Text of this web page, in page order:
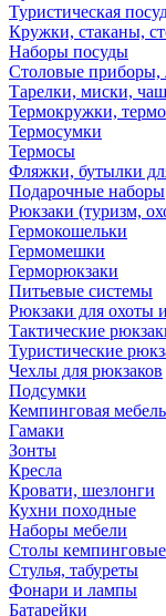
Туристическая
Кружки, стаканы,
Наборы посуды
Столовые приборы,
Тарелки, миски,
Термокружки,
Термосумки
Термосы
Фляжки, бутылки
Подарочные наборы
Рюкзаки (туризм,
Гермокошельки
Гермомешки
Герморюкзаки
Питьевые системы
Рюкзаки для охоты
Тактические
Туристические
Чехлы для рюкзаков
Подсумки
Кемпинговая мебель
Гамаки
Зонты
Кресла
Кровати, шезлонги
Кухни походные
Наборы мебели
Столы кемпинговые
Стулья, табуреты
Фонари и лампы
Батарейки